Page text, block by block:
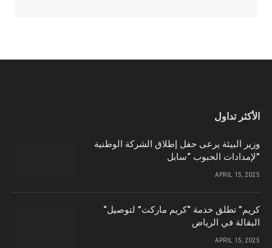
الأكثر تداول
وزير البيئة يرعى حفل إطلاق الشركة الوطنية
لإمدادات الحبوب “سابل”
APRIL 15, 2025
“كريم” تطلق خدمة “كريم ماركت” لتوصيل
البقالة في الرياض
APRIL 15, 2025